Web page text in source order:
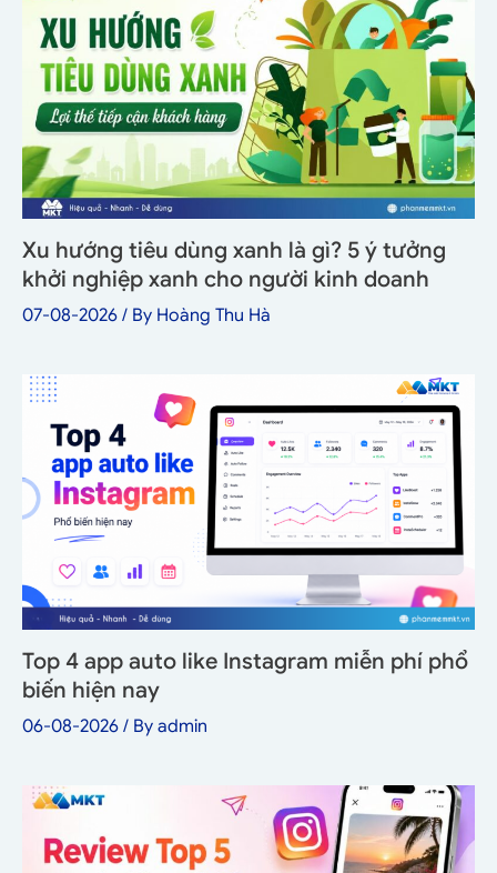
Xu hướng tiêu dùng xanh là gì? 5 ý tưởng
khởi nghiệp xanh cho người kinh doanh
07-08-2026 / By Hoàng Thu Hà
Top 4 app auto like Instagram miễn phí phổ
biến hiện nay
06-08-2026 / By admin